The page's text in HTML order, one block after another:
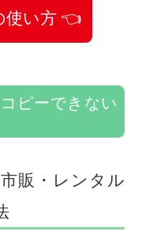
使い方 👈
ピーできない
販・レンタル